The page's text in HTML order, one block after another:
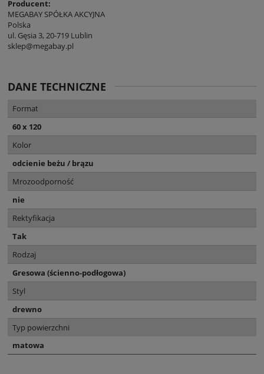
Producent:
MEGABAY SPÓŁKA AKCYJNA
Polska
ul. Gęsia 3, 20-719 Lublin
sklep@megabay.pl
DANE TECHNICZNE
Format
60 x 120
Kolor
odcienie beżu / brązu
Mrozoodporność
nie
Rektyfikacja
Tak
Rodzaj
Gresowa (ścienno-podłogowa)
Styl
drewno
Typ powierzchni
matowa